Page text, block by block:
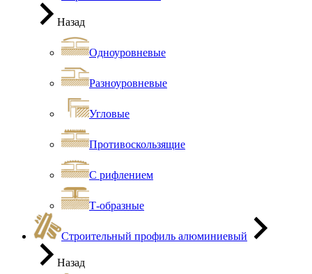
Назад
Одноуровневые
Разноуровневые
Угловые
Противоскользящие
С рифлением
Т-образные
Строительный профиль алюминиевый
Назад